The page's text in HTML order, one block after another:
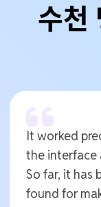
수천
It worked
the interface
So far, it has
found for